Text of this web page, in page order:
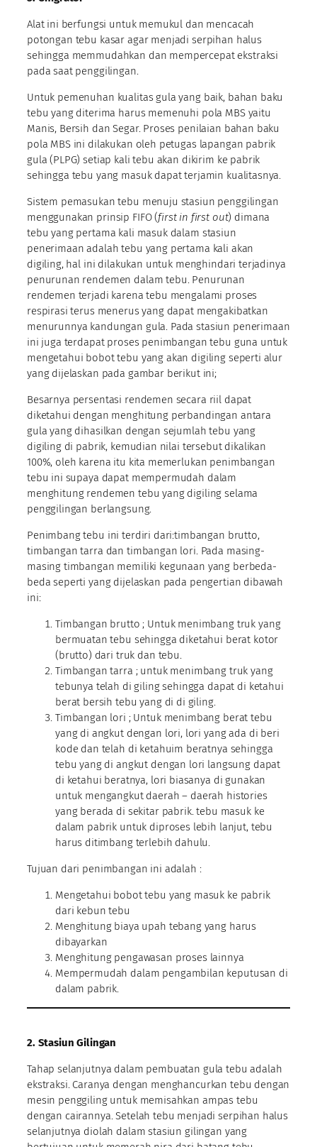
Alat ini berfungsi untuk memukul dan mencacah
potongan tebu kasar agar menjadi serpihan halus
sehingga memmudahkan dan mempercepat ekstraksi
pada saat penggilingan.
Untuk pemenuhan kualitas gula yang baik, bahan baku
tebu yang diterima harus memenuhi pola MBS yaitu
Manis, Bersih dan Segar. Proses penilaian bahan baku
pola MBS ini dilakukan oleh petugas lapangan pabrik
gula (PLPG) setiap kali tebu akan dikirim ke pabrik
sehingga tebu yang masuk dapat terjamin kualitasnya.
Sistem pemasukan tebu menuju stasiun penggilingan
menggunakan prinsip FIFO (first in first out) dimana
tebu yang pertama kali masuk dalam stasiun
penerimaan adalah tebu yang pertama kali akan
digiling, hal ini dilakukan untuk menghindari terjadinya
penurunan rendemen dalam tebu. Penurunan
rendemen terjadi karena tebu mengalami proses
respirasi terus menerus yang dapat mengakibatkan
menurunnya kandungan gula. Pada stasiun penerimaan
ini juga terdapat proses penimbangan tebu guna untuk
mengetahui bobot tebu yang akan digiling seperti alur
yang dijelaskan pada gambar berikut ini;
Besarnya persentasi rendemen secara riil dapat
diketahui dengan menghitung perbandingan antara
gula yang dihasilkan dengan sejumlah tebu yang
digiling di pabrik, kemudian nilai tersebut dikalikan
100%, oleh karena itu kita memerlukan penimbangan
tebu ini supaya dapat mempermudah dalam
menghitung rendemen tebu yang digiling selama
penggilingan berlangsung.
Penimbang tebu ini terdiri dari:timbangan brutto,
timbangan tarra dan timbangan lori. Pada masing-
masing timbangan memiliki kegunaan yang berbeda-
beda seperti yang dijelaskan pada pengertian dibawah
ini:
Timbangan brutto ; Untuk menimbang truk yang
bermuatan tebu sehingga diketahui berat kotor
(brutto) dari truk dan tebu.
Timbangan tarra ; untuk menimbang truk yang
tebunya telah di giling sehingga dapat di ketahui
berat bersih tebu yang di di giling.
Timbangan lori ; Untuk menimbang berat tebu
yang di angkut dengan lori, lori yang ada di beri
kode dan telah di ketahuim beratnya sehingga
tebu yang di angkut dengan lori langsung dapat
di ketahui beratnya, lori biasanya di gunakan
untuk mengangkut daerah – daerah histories
yang berada di sekitar pabrik. tebu masuk ke
dalam pabrik untuk diproses lebih lanjut, tebu
harus ditimbang terlebih dahulu.
Tujuan dari penimbangan ini adalah :
Mengetahui bobot tebu yang masuk ke pabrik
dari kebun tebu
Menghitung biaya upah tebang yang harus
dibayarkan
Menghitung pengawasan proses lainnya
Mempermudah dalam pengambilan keputusan di
dalam pabrik.
2. Stasiun Gilingan
Tahap selanjutnya dalam pembuatan gula tebu adalah
ekstraksi. Caranya dengan menghancurkan tebu dengan
mesin penggiling untuk memisahkan ampas tebu
dengan cairannya. Setelah tebu menjadi serpihan halus
selanjutnya diolah dalam stasiun gilingan yang